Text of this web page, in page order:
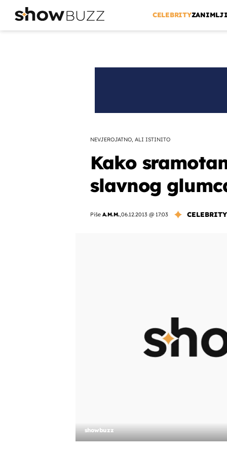
CELEBRITY
NEVJEROJATNO, ALI ISTINITO
Kako
slavnog
Piše A.M.M.,06.12.2013 @ 17:03 CELEBRITY
showbuzz